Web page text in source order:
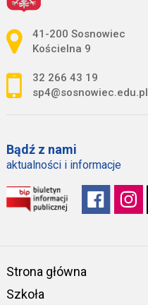
Adres pocztowy:
41-200 Sosnowiec
Kościelna 9
32 266 43 19
sp4@sosnowiec.edu.pl
Bądź z nami
aktualności i informacje
Strona główna
Szkoła